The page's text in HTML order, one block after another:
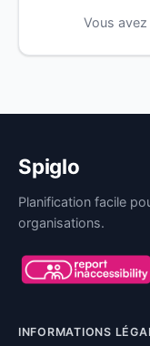
Vous
Spiglo
Planification facile
organisations.
INFORMATIONS